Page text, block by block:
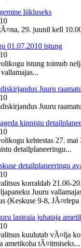
liikluseks
29. juunil kell
01.07.2010 istung
istung toimub
Juuru
Juuru
kinnistu
kehtestas 27.
detailplaneeringu...
detailplaneeringu
korraldab 21.06-
Juuru
(Keskuse 9-8,
lasteaia juhataja
kuulutab vÃ¤lja
ametikoha tÃ¤itmiseks...